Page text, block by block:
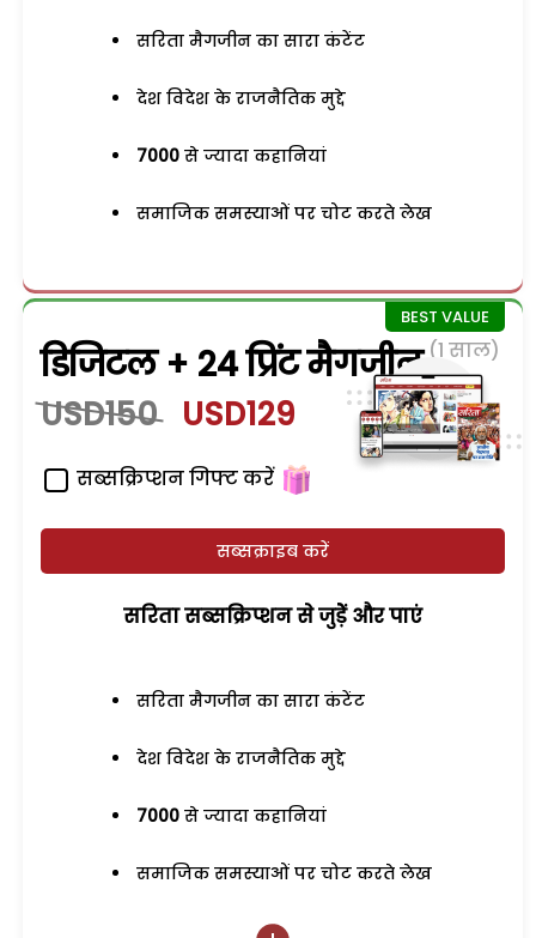
सरिता मैगजीन का सारा कंटेंट
देश विदेश के राजनैतिक मुद्दे
7000 से ज्यादा कहानियां
समाजिक समस्याओं पर चोट करते लेख
डिजिटल + 24 प्रिंट मैगजीन (1 साल)
USD150 USD129
सब्सक्रिप्शन गिफ्ट करें
सब्सक्राइब करें
सरिता सब्सक्रिप्शन से जुड़ेें और पाएं
सरिता मैगजीन का सारा कंटेंट
देश विदेश के राजनैतिक मुद्दे
7000 से ज्यादा कहानियां
समाजिक समस्याओं पर चोट करते लेख